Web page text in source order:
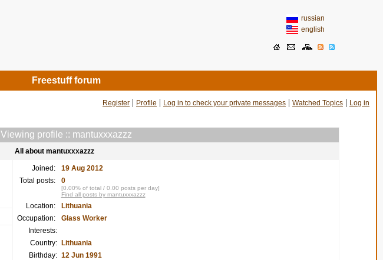
russian
english
Freestuff forum
Register | Profile | Log in to check your private messages | Watched Topics | Log in
Viewing profile :: mantuxxxazzz
All about mantuxxxazzz
Joined:
19 Aug 2012
Total posts:
0
[0.00% of total / 0.00 posts per day]
Find all posts by mantuxxxazzz
Location:
Lithuania
Occupation:
Glass Worker
Interests:
Country:
Lithuania
Birthday: 12 Jun 1991